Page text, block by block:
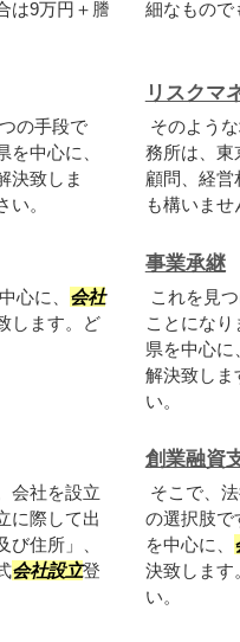
は9万円＋謄
細なもので
の手段で
を中心に、
決致しま
。
リスクマ
そのよう
務所は、東
顧問、経
も構いま
心に、 会社
します。ど
事業承継
これを見
ことになり
県を中心に
解決致しま
い。
会社を設立
に際して出
住所」、
会社設立登
創業融資
そこで、
の選択肢で
を中心に、
決致します
い。